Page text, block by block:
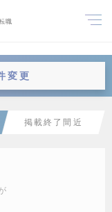
職
変更
掲載終了間近